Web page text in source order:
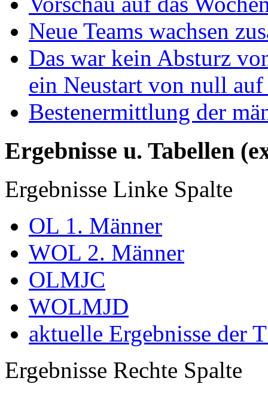
Neue Teams wachsen
Das war kein Absturz
ein Neustart von null auf
Bestenermittlung der
Ergebnisse u. Tabellen
Ergebnisse Linke Spalte
OL 1. Männer
WOL 2. Männer
OLMJC
WOLMJD
aktuelle Ergebnisse der
Ergebnisse Rechte Spalte